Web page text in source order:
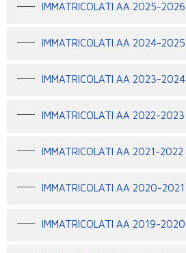
IMMATRICOLATI AA 2025-2026
IMMATRICOLATI AA 2024-2025
IMMATRICOLATI AA 2023-2024
IMMATRICOLATI AA 2022-2023
IMMATRICOLATI AA 2021-2022
IMMATRICOLATI AA 2020-2021
IMMATRICOLATI AA 2019-2020